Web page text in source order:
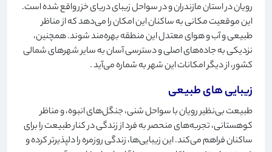
رویان در استان مازندران و در سواحل زیبای دریای خزر واقع شده است.
این موقعیت مکانی به ساکنان این امکان را می‌دهد که از مناظر
طبیعی و آب و هوای معتدل این منطقه بهره‌مند شوند. همچنین،
نزدیکی به جاده‌های اصلی و دسترسی آسان به سایر شهرهای شمالی
کشور، از دیگر امکانات این شهر به شماره می‌آید.
زیبایی های طبیعی
طبیعت بی‌نظیر رویان با سواحل شنی، جنگل‌های انبوه، و مناظر
کوهستانی، تجربه‌های منحصر به فرد از زندگی در کنار طبیعت را برای
ساکنان فراهم می‌کند. این زیبایی‌ها، زندگی روزمره را دلپذیرتر کرده و